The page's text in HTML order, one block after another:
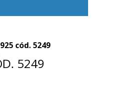
cód. 5249
5249